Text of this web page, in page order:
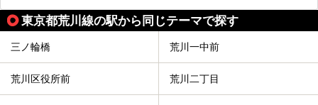
東京都荒川線の駅から同じテーマで探す
三ノ輪橋 荒川一中前
荒川区役所前 荒川二丁目